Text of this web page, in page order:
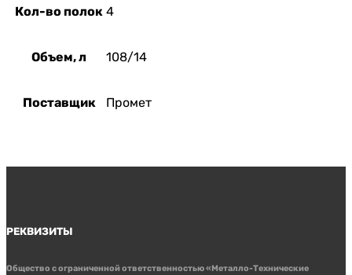
Кол-во полок 4
Объем, л 108/14
Поставщик Промет
РЕКВИЗИТЫ
Общество с ограниченной ответственностью «Металло-Технические